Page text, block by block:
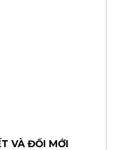
VÀ ĐỔI MỚI